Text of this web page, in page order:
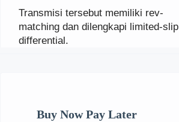
Transmisi tersebut memiliki rev-
matching dan dilengkapi limited-slip
differential.
Buy Now Pay Later